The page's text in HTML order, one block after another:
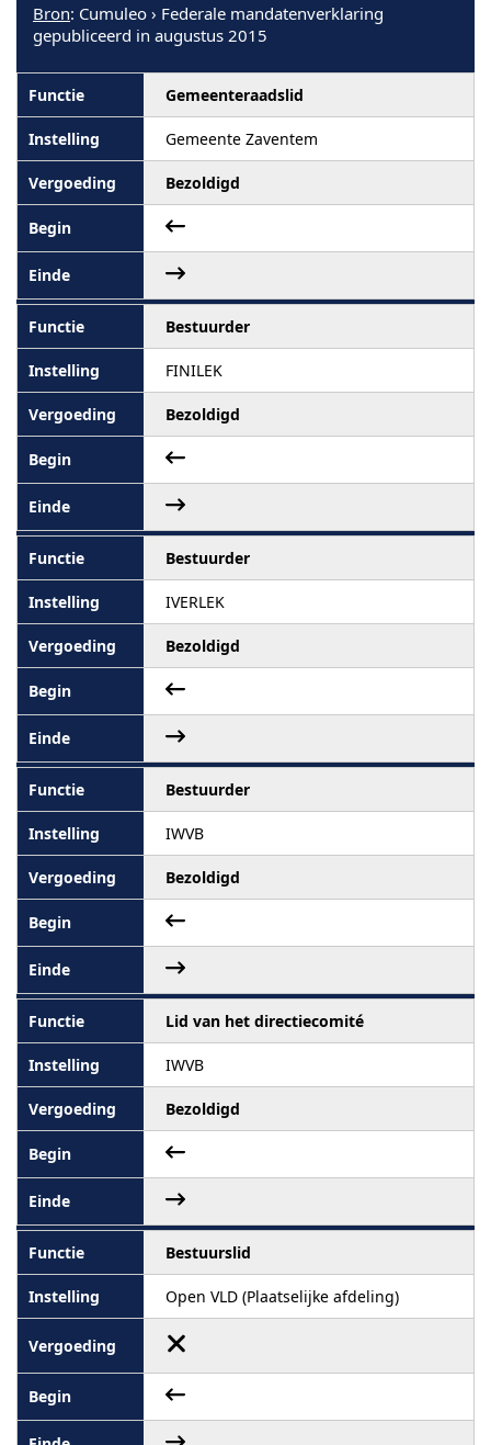
Bron: Cumuleo › Federale mandatenverklaring
gepubliceerd in augustus 2015
Gemeenteraadslid
Gemeente Zaventem
Bezoldigd
Bestuurder
FINILEK
Bezoldigd
Bestuurder
IVERLEK
Bezoldigd
Bestuurder
IWVB
Bezoldigd
Lid van het directiecomité
IWVB
Bezoldigd
Bestuurslid
Open VLD (Plaatselijke afdeling)